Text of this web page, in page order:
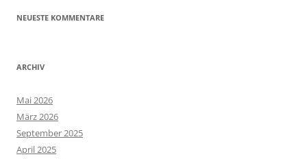
NEUESTE KOMMENTARE
ARCHIV
Mai 2026
März 2026
September 2025
April 2025